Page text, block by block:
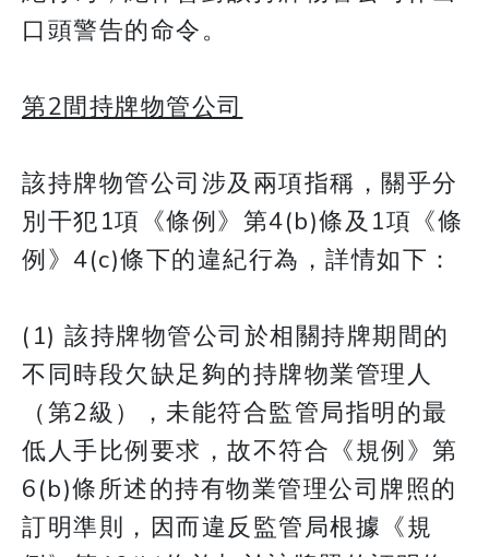
口頭警告的命令。
第2間持牌物管公司
該持牌物管公司涉及兩項指稱，關乎分
別干犯1項《條例》第4(b)條及1項《條
例》4(c)條下的違紀行為，詳情如下：
(1) 該持牌物管公司於相關持牌期間的
不同時段欠缺足夠的持牌物業管理人
（第2級），未能符合監管局指明的最
低人手比例要求，故不符合《規例》第
6(b)條所述的持有物業管理公司牌照的
訂明準則，因而違反監管局根據《規